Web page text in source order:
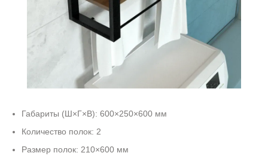
Габариты (Ш×Г×В): 600×250×600 мм
Количество полок: 2
Размер полок: 210×600 мм